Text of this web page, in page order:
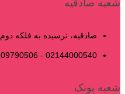
شعبه صادقیه
صادقیه، نرسیده به فلکه دوم
02144000540 - 09109790506
شعبه پونک